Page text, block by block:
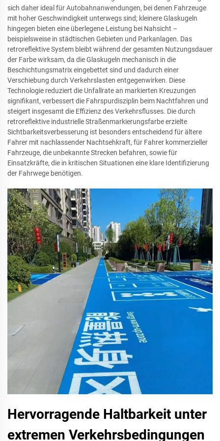
sich daher ideal für Autobahnanwendungen, bei denen Fahrzeuge
mit hoher Geschwindigkeit unterwegs sind; kleinere Glaskugeln
hingegen bieten eine überlegene Leistung bei Nahsicht –
beispielsweise in städtischen Gebieten und Parkanlagen. Das
retroreflektive System bleibt während der gesamten Nutzungsdauer
der Farbe wirksam, da die Glaskugeln mechanisch in die
Beschichtungsmatrix eingebettet sind und dadurch einer
Verschiebung durch Verkehrslasten entgegenwirken. Diese
Technologie reduziert die Unfallrate an markierten Kreuzungen
signifikant, verbessert die Fahrspurdisziplin beim Nachtfahren und
steigert insgesamt die Effizienz des Verkehrsflusses. Die durch
retroreflektive industrielle Straßenmarkierungsfarbe erzielte
Sichtbarkeitsverbesserung ist besonders entscheidend für ältere
Fahrer mit nachlassender Nachtsehkraft, für Fahrer kommerzieller
Fahrzeuge, die unbekannte Strecken befahren, sowie für
Einsatzkräfte, die in kritischen Situationen eine klare Identifizierung
der Fahrwege benötigen.
Hervorragende Haltbarkeit unter
extremen Verkehrsbedingungen